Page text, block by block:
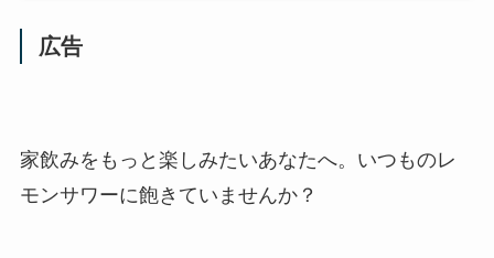
広告
家飲みをもっと楽しみたいあなたへ。いつものレ
モンサワーに飽きていませんか？